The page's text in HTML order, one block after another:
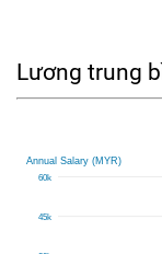
Lương trung